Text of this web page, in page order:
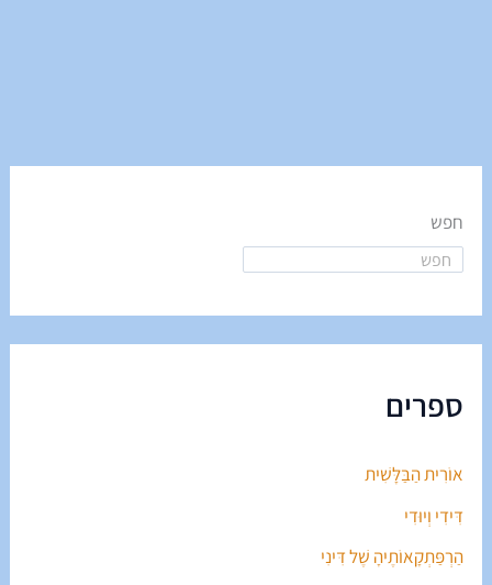
חפש
ספרים
אוֹרִית הַבַּלָּשִׁית
דִּידִי וְיוּדִי
הַרְפַּתְקָאוֹתֶיהָ שֶׁל דִּינִי